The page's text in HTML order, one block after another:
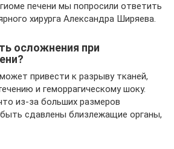
печени мы попросили ответить
хирурга Александра Ширяева.
осложнения при
привести к разрыву тканей,
и геморрагическому шоку.
из-за больших размеров
сдавлены близлежащие органы,